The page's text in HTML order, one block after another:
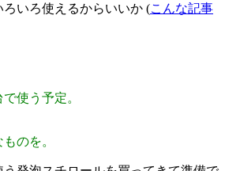
いろ使えるからいいか (こんな記事
使う予定。
のを。